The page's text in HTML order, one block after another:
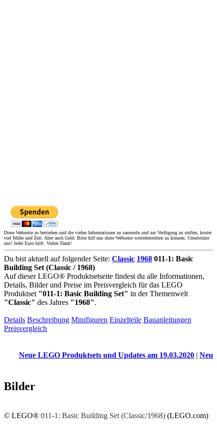
Diese Webseite zu betrieben und die vielen Informationen zu sammeln und zur Verfügung zu stellen, kostet
viel Mühe und Zeit. Aber auch Geld. Bitte hilf uns diese Webseite weiterbetreiben zu können. Unterstüzte
uns! Jeder Euro hilft. Vielen Dank!
Du bist aktuell auf folgender Seite: Classic 1968 011-1: Basic
Building Set (Classic / 1968)
Auf dieser LEGO® Produktsetseite findest du alle Informationen,
Details, Bilder und Preise im Preisvergleich für das LEGO
Produktset "011-1: Basic Building Set" in der Themenwelt
"Classic" des Jahres "1968".
Details Beschreibung Minifiguren Einzelteile Bauanleitungen
Preisvergleich
Neue LEGO Produktsets und Updates am 19.03.2020|Neue
Bilder
© LEGO® 011-1: Basic Building Set (Classic/1968) (LEGO.com)